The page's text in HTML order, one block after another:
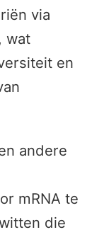
via
wat
en
andere
mRNA te
die